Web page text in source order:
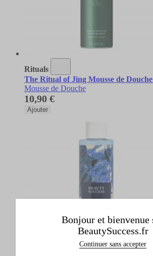
Rituals
The Ritual of Jing Mousse de
Mousse de Douche
10,90 €
Ajouter
Bonjour et bienvenue
BeautySuccess.fr
Continuer sans accepter